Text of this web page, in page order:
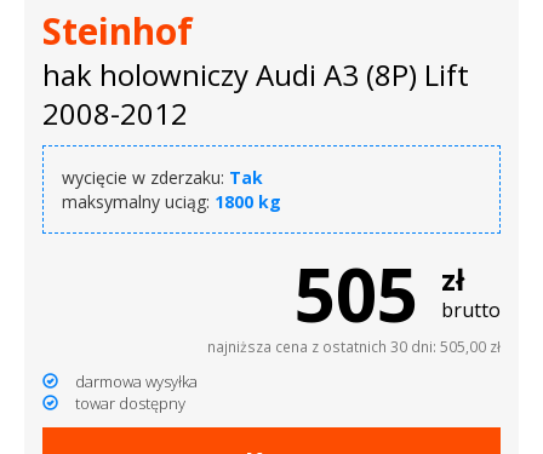
Steinhof
hak holowniczy Audi A3 (8P) Lift
2008-2012
wycięcie w zderzaku: Tak
maksymalny uciąg: 1800 kg
505 zł
brutto
najniższa cena z ostatnich 30 dni: 505,00 zł
darmowa wysyłka
towar dostępny